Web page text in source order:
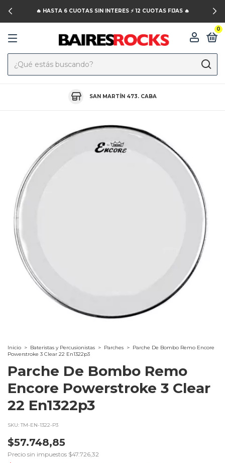
🔥 HASTA 6 CUOTAS SIN INTERES ⚡️ 12 CUOTAS FIJAS 🔥
0
SAN MARTÍN 473. CABA
Inicio > Bateristas y Percusionistas > Parches > Parche De Bombo Remo Encore
Powerstroke 3 Clear 22 En1322p3
Parche De Bombo Remo
Encore Powerstroke 3 Clear
22 En1322p3
SKU:TM-EN-1322-P3
$57.748,85
Precio sin impuestos $47.726,32